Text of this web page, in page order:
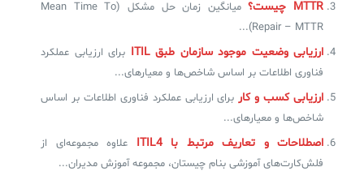
MTTR چیست؟
میانگین زمان حل مشکل (Mean Time To
Repair – MTTR)...
ارزیابی وضعیت موجود سازمان طبق ITIL
برای ارزیابی عملکرد
فناوری اطلاعات بر اساس شاخص‌ها و معیارهای...
ارزیابی کسب و کار برای ارزیابی عملکرد فناوری اطلاعات بر اساس
شاخص‌ها و معیارهای...
اصطلاحات و تعاریف مرتبط با ITIL4
علاوه مجموعه‌ای از
فلش‌کارت‌های آموزشی بنام چیستان، مجموعه‌ آموزش مدیران...
DDI
◉
سامانه مدیریت دسترسی ممتاز
سامانه مدیریت و مانیتورینگ شبکه